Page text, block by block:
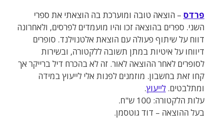
פרדס– הוצאה טובה ומוערכת בה הוצאתי את ספרי
השני. ספרים בהוצאה זכו והיו מועמדים לפרסים, ולאחרונה
דווח על שיתוף פעולה עם הוצאת אלטנוילנד. סופרים
דיווחו על איטיות במתן תשובה ללקטורה, ובשירות
לסופרים לאחר ההוצאה לאור. זה לא בהכרח דיל ברייקר אך
קחו זאת בחשבון. מוזמנים לפנות אלי לייעוץ במידה
ומתלבטים.לייעוץ.
עלות הלקטורה: 100 ש"ח
.
בעל ההוצאה – דוד גוטסמן.